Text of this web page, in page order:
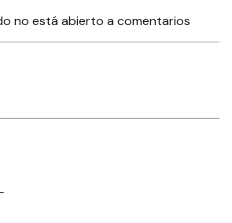
no está abierto a comentarios